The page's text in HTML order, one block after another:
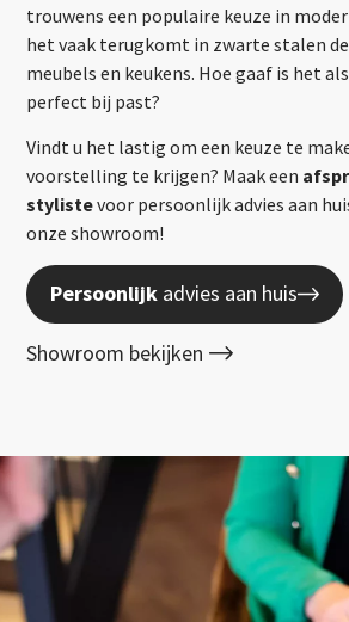
trouwens een populaire keuze in
het vaak terugkomt in zwarte stalen
meubels en keukens. Hoe gaaf is het
perfect bij past?
Vindt u het lastig om een keuze te
voorstelling te krijgen? Maak een
stylistevoor persoonlijk advies aan
onze showroom!
Persoonlijk advies aan huis
Showroom bekijken